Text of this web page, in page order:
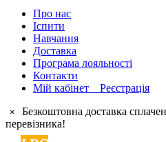
Про нас
Іспити
Навчання
Доставка
Програма лояльності
Контакти
Мій кабінет Реєстрація
×
Безкоштовна доставка
перевізника!